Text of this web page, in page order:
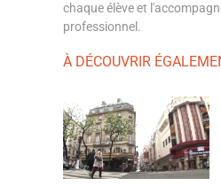
chaque élève et
professionnel.
À DÉCOUVRIR